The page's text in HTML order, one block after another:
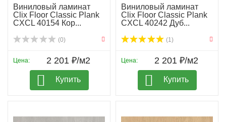
Виниловый ламинат
Clix Floor Classic Plank
CXCL 40154 Кор...
(0)
Цена: 2 201 ₽/м2
Купить
Виниловый ламинат
Clix Floor Classic Plank
CXCL 40242 Дуб...
(1)
Цена: 2 201 ₽/м2
Купить